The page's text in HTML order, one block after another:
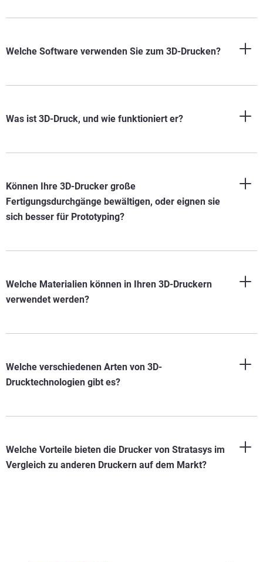
Welche Software verwenden Sie zum 3D-Drucken?
Was ist 3D-Druck, und wie funktioniert er?
Können Ihre 3D-Drucker große
Fertigungsdurchgänge bewältigen, oder eignen sie
sich besser für Prototyping?
Welche Materialien können in Ihren 3D-Druckern
verwendet werden?
Welche verschiedenen Arten von 3D-
Drucktechnologien gibt es?
Welche Vorteile bieten die Drucker von Stratasys im
Vergleich zu anderen Druckern auf dem Markt?